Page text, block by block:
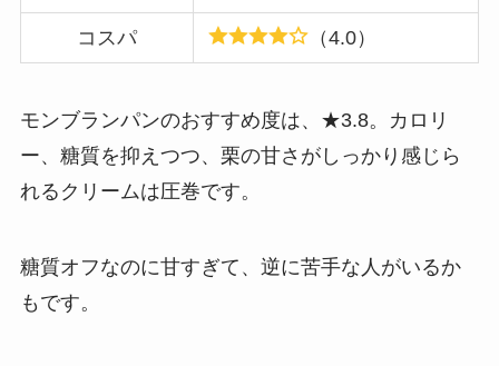
コスパ （4.0）
モンブランパンのおすすめ度は、★3.8。カロリ
ー、糖質を抑えつつ、栗の甘さがしっかり感じら
れるクリームは圧巻です。
糖質オフなのに甘すぎて、逆に苦手な人がいるか
もです。